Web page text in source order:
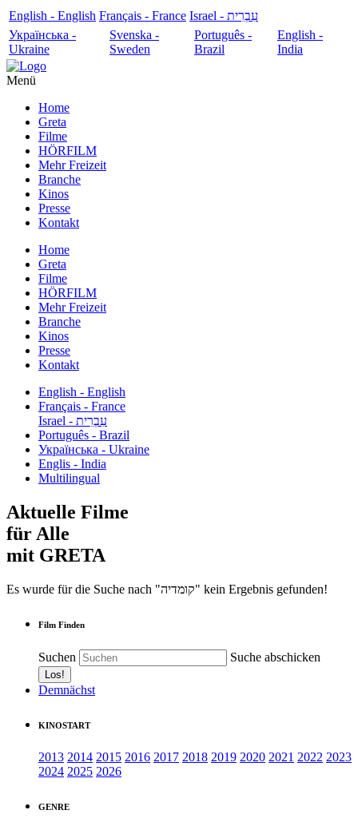
English - English Français - France
עִבְרִית - Israel
Українська -
Ukraine
Svenska -
Sweden
Português -
Brazil
English -
India
Menü
Home
Greta
Filme
HÖRFILM
Mehr Freizeit
Branche
Kinos
Presse
Kontakt
Home
Greta
Filme
HÖRFILM
Mehr Freizeit
Branche
Kinos
Presse
Kontakt
English - English
Français - France
עִבְרִית - Israel
Português - Brazil
Українська - Ukraine
Englis - India
Multilingual
Aktuelle Filme
für Alle
mit GRETA
Es wurde für die Suche nach "קומדיה" kein Ergebnis gefunden!
Film Finden
Suchen Suche abschicken
Demnächst
KINOSTART
2013 2014 2015 2016 2017 2018 2019 2020 2021 2022 2023
2024 2025 2026
GENRE